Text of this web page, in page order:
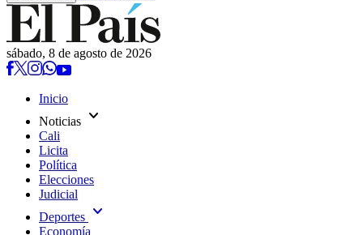
sábado, 8 de agosto de 2026
Inicio
Noticias expand_more
Cali
Licita
Política
Elecciones
Judicial
Deportes expand_more
Economía